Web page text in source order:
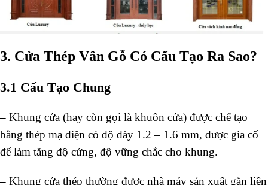
3. Cửa Thép Vân Gỗ Có Cấu Tạo Ra Sao?
3.1 Cấu Tạo Chung
– Khung cửa (hay còn gọi là khuôn cửa) được chế tạo
bằng thép mạ điện có độ dày 1.2 – 1.6 mm, được gia cố
để làm tăng độ cứng, độ vững chắc cho khung.
– Khung cửa thép thường được nhà máy sản xuất gắn liền